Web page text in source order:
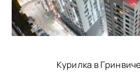
Курилка в